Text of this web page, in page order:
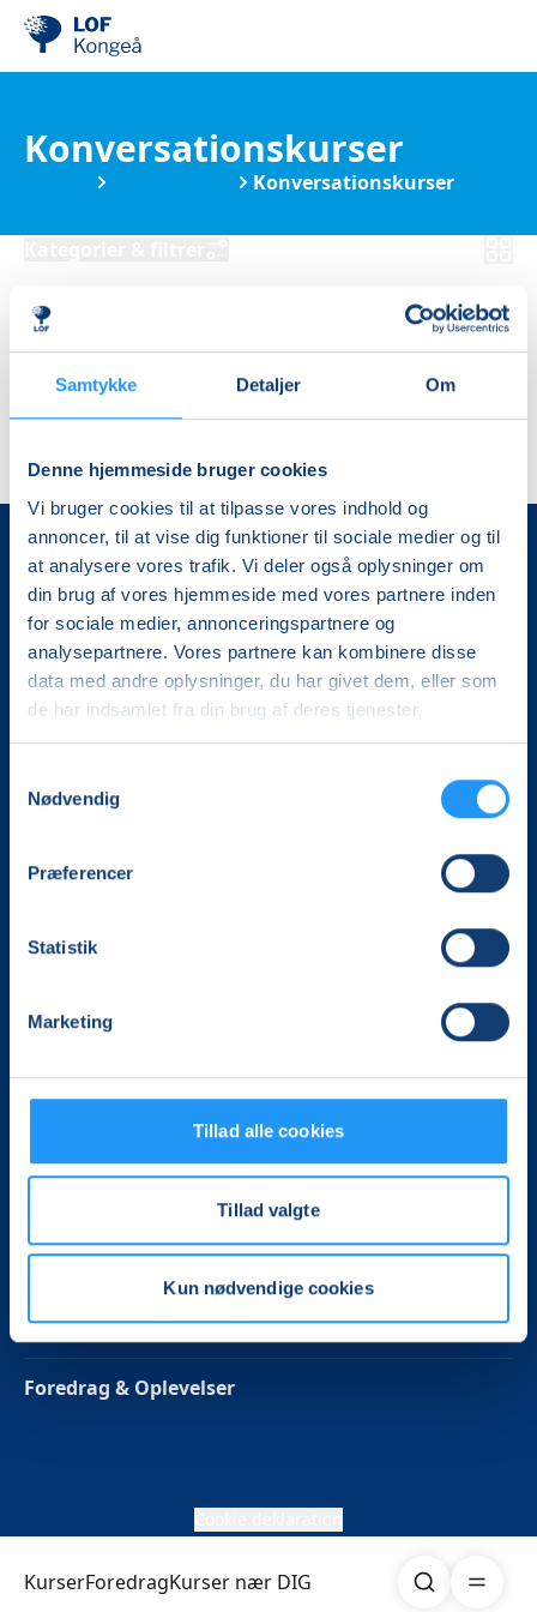
Samtykke Detaljer Om
Denne hjemmeside bruger cookies
Vi bruger cookies til at tilpasse vores indhold og
annoncer, til at vise dig funktioner til sociale medier og til
at analysere vores trafik. Vi deler også oplysninger om
din brug af vores hjemmeside med vores partnere inden
for sociale medier, annonceringspartnere og
analysepartnere. Vores partnere kan kombinere disse
data med andre oplysninger, du har givet dem, eller som
de har indsamlet fra din brug af deres tjenester.
Nødvendig
Præferencer
Statistik
Marketing
Tillad alle cookies
Tillad valgte
Kun nødvendige cookies
KurserForedragKurser nær DIG Søg
Konversationskurser
Konversationskurser
Det, der er vigtigt for samfundet, er vigtigt for os
Vi skaber rammerne for meningsfulde møder mellem
mere end 100.000 deltagere i hele landet med kurser,
6623 Vorbasse
Tlf. 21434148
kongeaa@lof.dk
Følg os på Facebook
Kurser
Foredrag & Oplevelser